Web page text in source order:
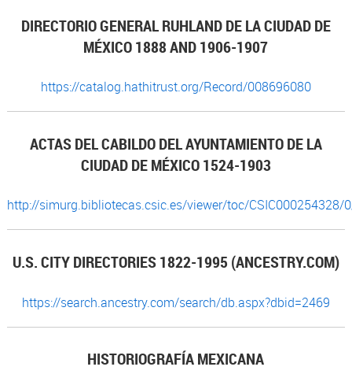
DIRECTORIO GENERAL RUHLAND DE LA CIUDAD DE
MÉXICO 1888 AND 1906-1907
https://catalog.hathitrust.org/Record/008696080
ACTAS DEL CABILDO DEL AYUNTAMIENTO DE LA
CIUDAD DE MÉXICO 1524-1903
http://simurg.bibliotecas.csic.es/viewer/toc/CSIC000254328/
U.S. CITY DIRECTORIES 1822-1995 (ANCESTRY.COM)
https://search.ancestry.com/search/db.aspx?dbid=2469
HISTORIOGRAFÍA MEXICANA